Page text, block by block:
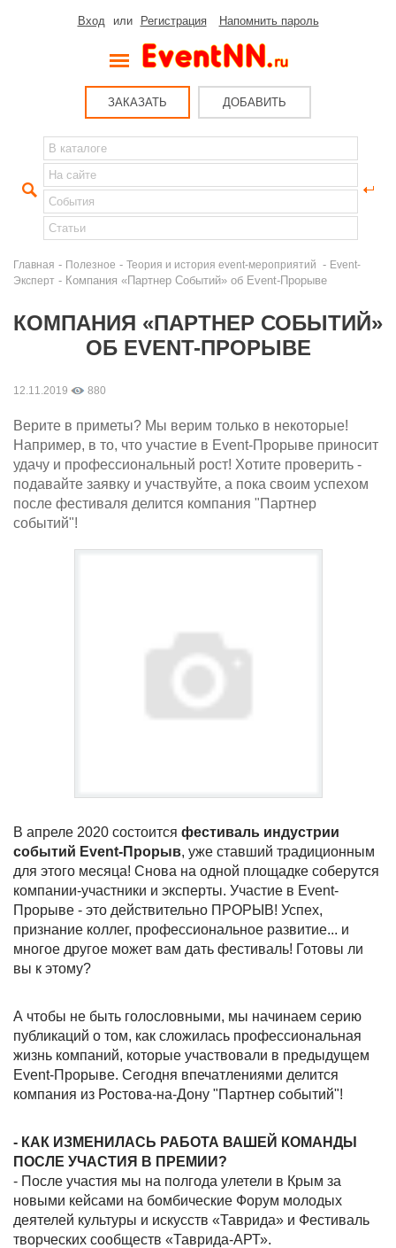
Вход или Регистрация Напомнить пароль
ЗАКАЗАТЬ ДОБАВИТЬ
Главная - Полезное - Теория и история event-мероприятий - Event-
Эксперт - Компания «Партнер Событий» об Event-Прорыве
КОМПАНИЯ «ПАРТНЕР СОБЫТИЙ»
ОБ EVENT-ПРОРЫВЕ
12.11.2019 880
Верите в приметы? Мы верим только в некоторые!
Например, в то, что участие в Event-Прорыве приносит
удачу и профессиональный рост! Хотите проверить -
подавайте заявку и участвуйте, а пока своим успехом
после фестиваля делится компания "Партнер
событий"!
В апреле 2020 состоится фестиваль индустрии
событий Event-Прорыв, уже ставший традиционным
для этого месяца! Снова на одной площадке соберутся
компании-участники и эксперты. Участие в Event-
Прорыве - это действительно ПРОРЫВ! Успех,
признание коллег, профессиональное развитие... и
многое другое может вам дать фестиваль! Готовы ли
вы к этому?
А чтобы не быть голословными, мы начинаем серию
публикаций о том, как сложилась профессиональная
жизнь компаний, которые участвовали в предыдущем
Event-Прорыве. Сегодня впечатлениями делится
компания из Ростова-на-Дону "Партнер событий"!
- КАК ИЗМЕНИЛАСЬ РАБОТА ВАШЕЙ КОМАНДЫ
ПОСЛЕ УЧАСТИЯ В ПРЕМИИ?
- После участия мы на полгода улетели в Крым за
новыми кейсами на бомбические Форум молодых
деятелей культуры и искусств «Таврида» и Фестиваль
творческих сообществ «Таврида-АРТ».